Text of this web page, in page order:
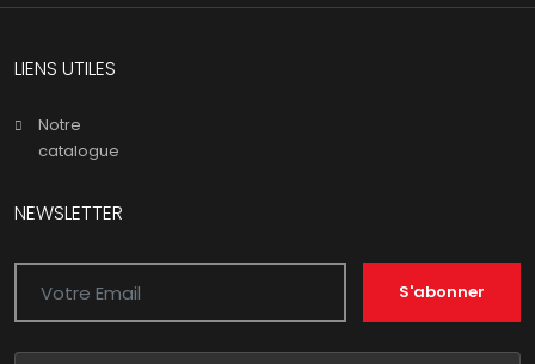
LIENS UTILES
Notre
catalogue
NEWSLETTER
S'abonner